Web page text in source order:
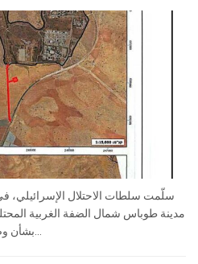
مدينة طوباس شمال الضفة الغربية